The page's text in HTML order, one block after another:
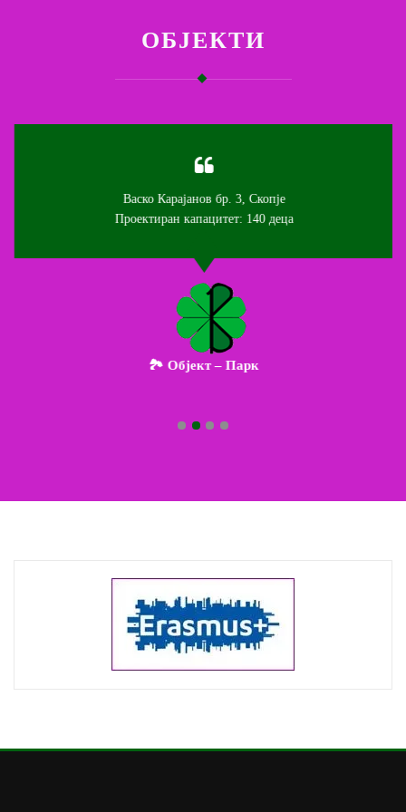
ОБЈЕКТИ
Васко Карајанов бр. 3, Скопје
Проектиран капацитет: 140 деца
🏞️ Објект – Парк